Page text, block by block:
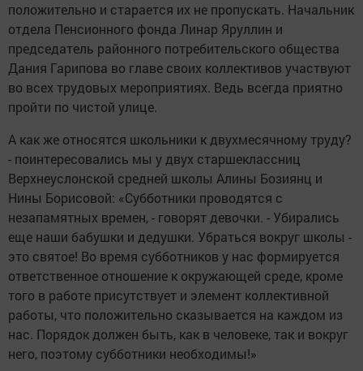
положительно и старается их не пропускать. Начальник
отдела Пенсионного фонда Линар Яруллин и
председатель районного потребительского общества
Дания Гарипова во главе своих коллективов участвуют
во всех трудовых мероприятиях. Ведь всегда приятно
пройти по чистой улице.
А как же относятся школьники к двухмесячному труду?
- поинтересовались мы у двух старшеклассниц
Верхнеуслонской средней школы Алины Бозиянц и
Нины Борисовой: «Субботники проводятся с
незапамятных времен, - говорят девочки. - Убирались
еще наши бабушки и дедушки. Убраться вокруг школы -
это святое! Во время субботников у нас формируется
ответственное отношение к окружающей среде, кроме
того в работе присутствует и элемент коллективной
работы, что положительно сказывается на каждом из
нас. Порядок должен быть, как в человеке, так и вокруг
него, поэтому субботники необходимы!»